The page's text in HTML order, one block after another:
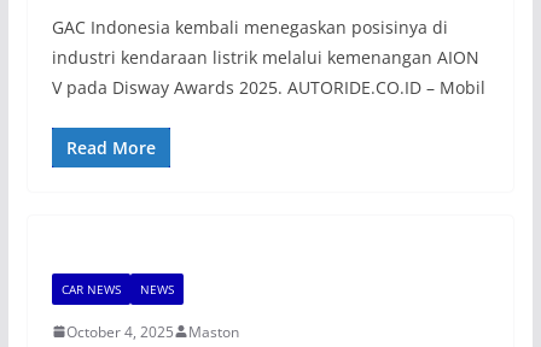
GAC Indonesia kembali menegaskan posisinya di
industri kendaraan listrik melalui kemenangan AION
V pada Disway Awards 2025. AUTORIDE.CO.ID – Mobil
Read More
CAR NEWS NEWS
October 4, 2025
Maston